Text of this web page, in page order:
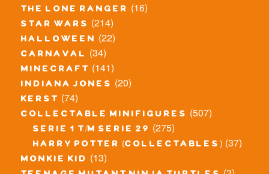
the lone ranger (16)
star wars (214)
halloween (22)
carnaval (34)
minecraft (141)
indiana jones (20)
kerst (74)
collectable minifigures (507)
serie 1 t/m serie 29 (275)
harry potter (collectables) (37)
monkie kid (13)